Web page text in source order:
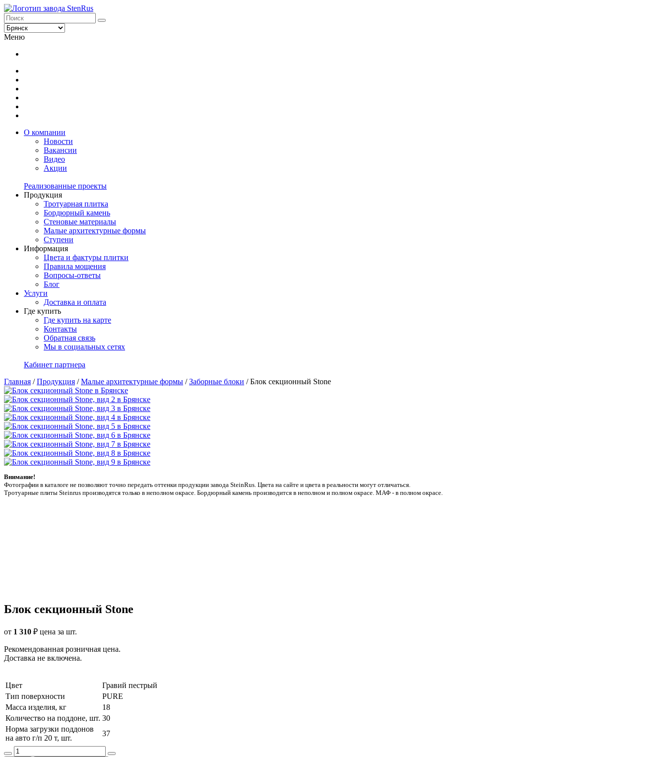
Меню
О компании
Новости
Вакансии
Видео
Акции
Реализованные проекты
Продукция
Тротуарная плитка
Бордюрный камень
Стеновые материалы
Малые архитектурные формы
Ступени
Информация
Цвета и фактуры плитки
Правила мощения
Вопросы-ответы
Блог
Услуги
Доставка и оплата
Где купить
Где купить на карте
Контакты
Обратная связь
Мы в социальных сетях
Кабинет партнера
Главная /Продукция /Малые архитектурные формы /Заборные блоки /Блок секционный Stone
Внимание!
Фотографии в каталоге не позволяют точно передать оттенки продукции заводa SteinRus. Цвета на сайте и цвета в реальности могут отличаться.
Тротуарные плиты Steinrus производятся только в неполном окрасе. Бордюрный камень производится в неполном и полном окрасе. МАФ - в полном окрасе.
Блок секционный Stone
от 1 310 ₽ цена за шт.
Рекомендованная розничная цена.
Доставка не включена.
Цвет
Гравий пестрый
Тип поверхности
PURE
Масса изделия, кг
18
Количество на поддоне, шт. 30
Норма загрузки поддонов
на авто г/п 20 т, шт.
37